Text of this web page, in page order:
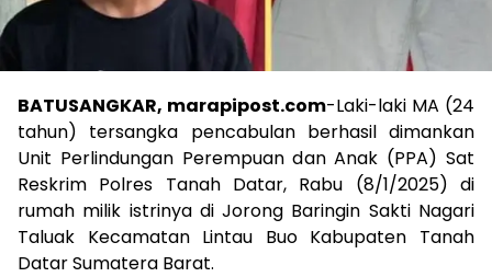
BATUSANGKAR, marapipost.com-Laki-laki MA (24
tahun) tersangka pencabulan berhasil dimankan
Unit Perlindungan Perempuan dan Anak (PPA) Sat
Reskrim Polres Tanah Datar, Rabu (8/1/2025) di
rumah milik istrinya di Jorong Baringin Sakti Nagari
Taluak Kecamatan Lintau Buo Kabupaten Tanah
Datar Sumatera Barat.